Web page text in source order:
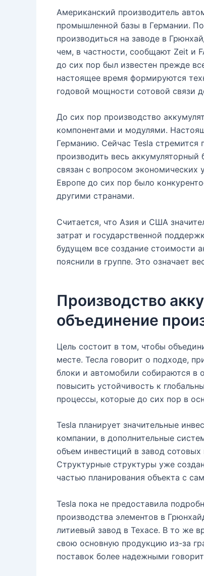
Американский производитель
промышленной базы в Германии.
производиться на заводе в
чем, в частности, сообщают Zeit и
до сих пор был известен прежде
настоящее время формируются
годовой мощности сотовой связи
До сих пор производство
компонентами и модулями.
Германию. Сейчас Tesla стремится
производить весь
связан с вопросом экономических
Европе до сих пор было
другими странами.
Считается, что Азия и США
затрат и государственной
будущем все создание стоимости
пояснили в группе. Это означает
Производство
объединение
Цель состоит в том, чтобы
месте. Тесла говорит о подходе,
блоки и автомобили собираются в
повысить устойчивость к
процессы, которые до сих пор в
Tesla планирует значительные
компании, в дополнительные
объем инвестиций в завод
Структурные структуры уже
частью планирования объекта с
Tesla пока не предоставила
производства элементов в
литиевый завод в Техасе. В то же
свою основную продукцию из-за
поставок более надежными